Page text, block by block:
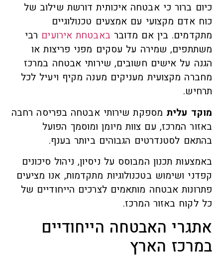
כיום ברור כי אבטחה איכותית דורשת שילוב של
כוח אדם מקצועי עם אמצעים טכנולוגיים
מתקדמים. בין אם מדובר באבטחת אירועים רבי
משתתפים, שמירה על עסקים מפני פריצות או
הגנה על אישים חשובים, שירותי אבטחה במרכז
מחברה מקצועית מעניקים מענה מקיף ויעיל לכל
תרחיש.
מוקד עלית מספקת שירותי אבטחה בפריסה רחבה
באזור המרכז, עם צוות מיומן ומוסמך הפועל
בהתאם לסטנדרטים הגבוהים ביותר בענף.
באמצעות תכנון המבוסס על ניסיון, ניהול סיכונים
קפדני ושימוש בטכנולוגיות מתקדמות, אנו מציעים
פתרונות אבטחה מותאמים לצרכים הייחודיים של
כל לקוח באזור המרכז.
אתגרי האבטחה הייחודיים
במרכז הארץ